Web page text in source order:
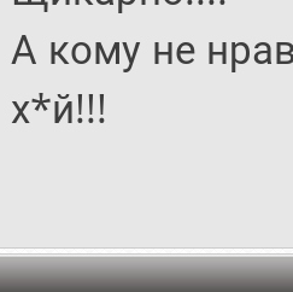
А кому не
х*й!!!